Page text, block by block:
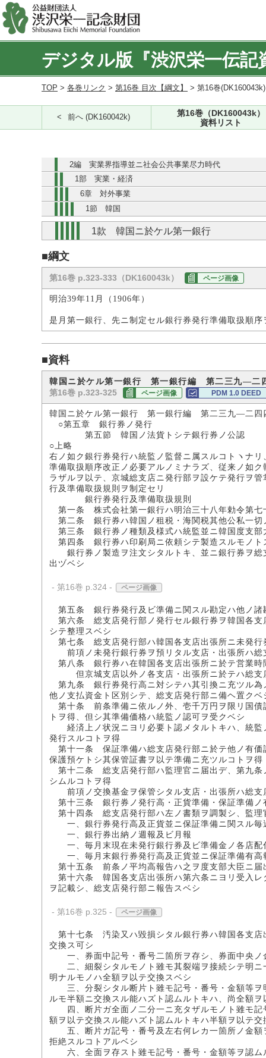
デジタル版『渋沢栄一伝記
TOP > 各巻リンク > 第16巻 目次【綱文】 > 第16巻
前へ (DK160042k)
第16巻（DK160043k）
資料リスト
2編 実業界指導並ニ社会公共事業尽力時代
1部 実業・経済
6章 対外事業
1節 韓国
1款 韓国ニ於ケル第一銀行
■綱文
第16巻 p.323-333（DK160043k） ページ画像
明治39年11月（1906年）
是月第一銀行、先ニ制定セル銀行券発行準備取扱順
■資料
韓国ニ於ケル第一銀行 第一銀行編 第二三九―二
第16巻 p.323-325 ページ画像 PDM 1.0 DEED
韓国ニ於ケル第一銀行 第一銀行編 第二三九―二四
○第五章 銀行券ノ発行
第五節 韓国ノ法貨トシテ銀行券ノ公認
○上略
右ノ如ク銀行券発行ハ統監ノ監督ニ属スルコトヽナ
準備取扱順序改正ノ必要アルノミナラズ、従来ノ如
ラザルヲ以テ、京城総支店ニ発行部ヲ設ケテ発行ヲ
行及準備取扱規則ヲ制定セリ
銀行券発行及準備取扱規則
第一条 株式会社第一銀行ハ明治三十八年勅令第七
第二条 銀行券ハ韓国ノ租税・海関税其他公私一切
第三条 銀行券ノ種類及様式ハ統監並ニ韓国度支部
第四条 銀行券ハ印刷局ニ依頼シテ製造スルモノト
銀行券ノ製造ヲ注文シタルトキ、並ニ銀行券ヲ総
出ヅベシ
- 第16巻 p.324 - ページ画像
第五条 銀行券発行及ビ準備ニ関スル勘定ハ他ノ諸
第六条 総支店発行部ノ発行セル銀行券ヲ韓国各支
シテ整理スベシ
第七条 総支店発行部ハ韓国各支店出張所ニ未発行
前項ノ未発行銀行券ヲ預リタル支店・出張所ハ総
第八条 銀行券ハ在韓国各支店出張所ニ於テ営業時
但京城支店以外ノ各支店・出張所ニ於テハ総支店
第九条 銀行券発行高ニ対シテハ其引換ニ充ツル為
他ノ支払資金ト区別シテ、総支店発行部ニ備ヘ置ク
第十条 前条準備ニ依ルノ外、壱千万円ヲ限リ国債
トヲ得、但シ其準備価格ハ統監ノ認可ヲ受クベシ
経済上ノ状況ニヨリ必要ト認メタルトキハ、統監
発行スルコトヲ得
第十一条 保証準備ハ総支店発行部ニ於テ他ノ有価
保護預ケトシ其保管証書ヲ以テ準備ニ充ツルコトヲ得
第十二条 総支店発行部ハ監理官ニ届出デ、第九条
シムルコトヲ得
前項ノ交換基金ヲ保管シタル支店・出張所ハ総支
第十三条 銀行券ノ発行高・正貨準備・保証準備ノ
第十四条 総支店発行部ハ左ノ書類ヲ調製シ、監理
一、銀行券発行高及正貨並ニ保証準備ニ関スル毎
一、銀行券出納ノ週報及ビ月報
一、毎月末現在未発行銀行券及ビ準備金ノ各店配
一、毎月末銀行券発行高及正貨並ニ保証準備有高
第十五条 前条ノ平均高報告ハ之ヲ度支部大臣ニ届
第十六条 韓国各支店出張所ハ第六条ニヨリ受入レ
ヲ記載シ、総支店発行部ニ報告スベシ
- 第16巻 p.325 - ページ画像
第十七条 汚染又ハ毀損シタル銀行券ハ韓国各支店
交換ス可シ
一、券面中記号・番号二箇所ヲ存シ、券面中央ノ
二、細裂シタルモノト雖モ其裂端ヲ接続シテ明ニ
明ナルモノハ全額ヲ以テ交換スベシ
三、分裂シタル断片ト雖モ記号・番号・金額等ヲ
ルモ半額ニ交換スル能ハズト認ムルトキハ、尚全額ヲ
四、断片ガ全面ノ二分一ニ充タザルモノト雖モ記
額ヲ以テ交換スル能ハズト認ムルトキハ半額ヲ以テ交
五、断片ガ記号・番号及左右何レカ一箇所ノ金額
拒絶スルコトアルベシ
六、全面ヲ存スト雖モ記号・番号・金額等ヲ認ム